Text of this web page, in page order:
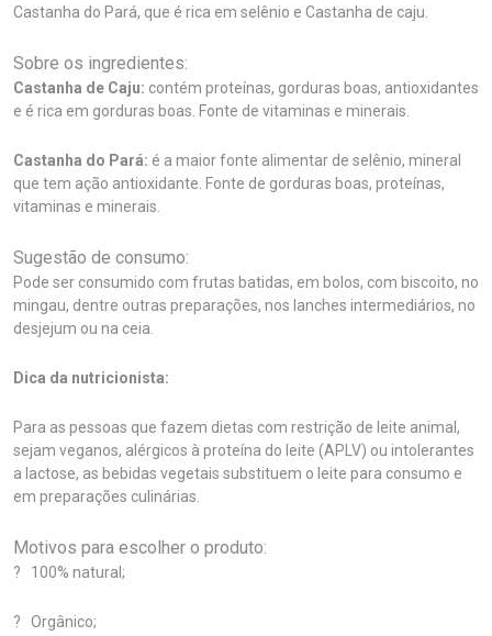
Castanha do Pará, que é rica em selênio e Castanha de caju.
Sobre os ingredientes:
Castanha de Caju: contém proteínas, gorduras boas, antioxidantes
e é rica em gorduras boas. Fonte de vitaminas e minerais.
Castanha do Pará: é a maior fonte alimentar de selênio, mineral
que tem ação antioxidante. Fonte de gorduras boas, proteínas,
vitaminas e minerais.
Sugestão de consumo:
Pode ser consumido com frutas batidas, em bolos, com biscoito, no
mingau, dentre outras preparações, nos lanches intermediários, no
desjejum ou na ceia.
Dica da nutricionista:
Para as pessoas que fazem dietas com restrição de leite animal,
sejam veganos, alérgicos à proteína do leite (APLV) ou intolerantes
a lactose, as bebidas vegetais substituem o leite para consumo e
em preparações culinárias.
Motivos para escolher o produto:
? 100% natural;
? Orgânico;